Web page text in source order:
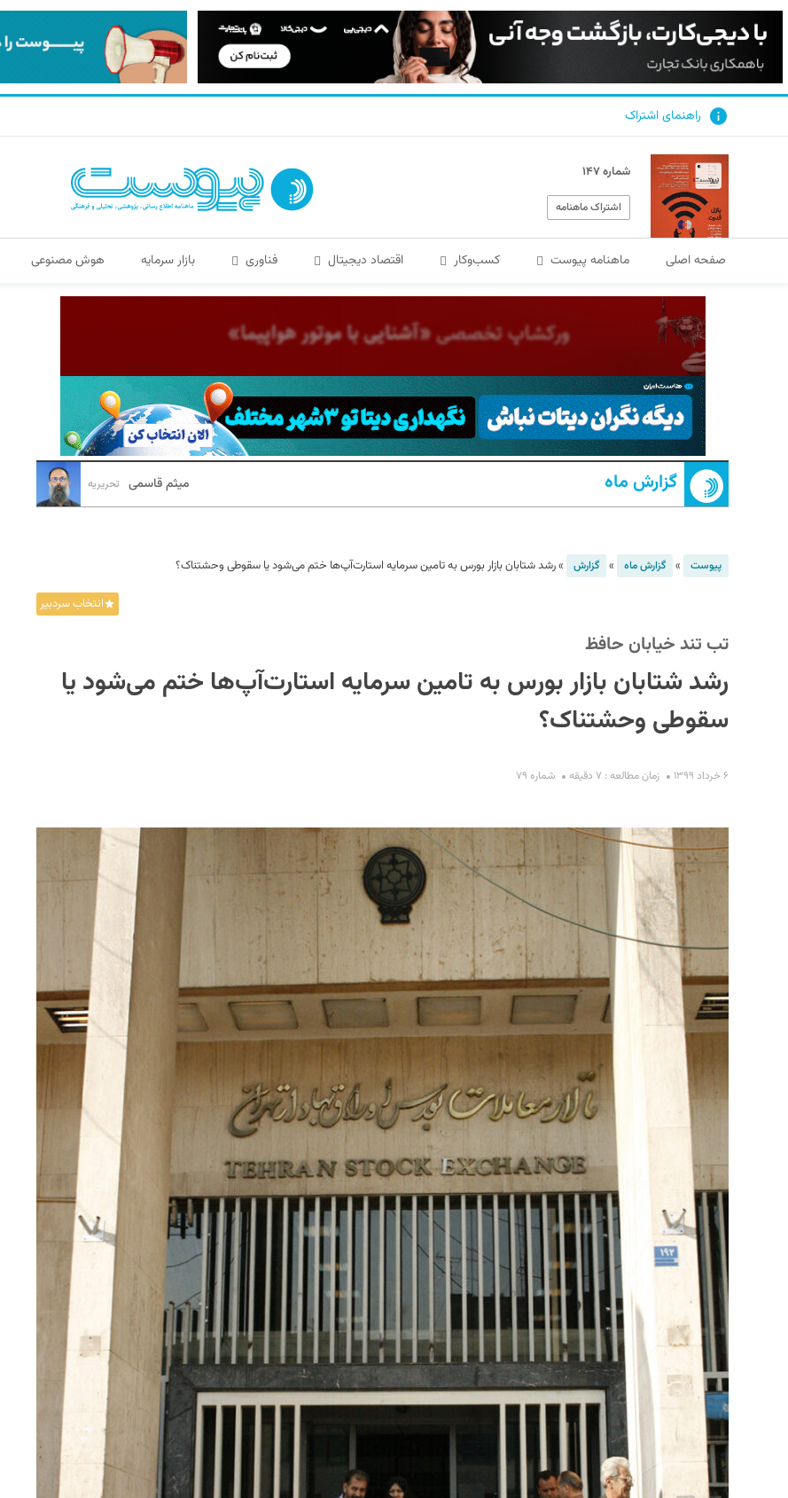
راهنمای اشتراک
شماره ۱۴۷
اشتراک ماهنامه
صفحه اصلی ماهنامه پیوست کسب‌و‌کار اقتصاد دیجیتال فناوری بازار سرمایه هوش مصنوعی
گزارش ماه میثم قاسمی تحریریه
پیوست » گزارش ماه » گزارش »رشد شتابان بازار بورس به تامین سرمایه استارت‌آپ‌ها ختم می‌شود یا سقوطی وحشتناک؟
انتخاب سردبیر
تب تند خیابان حافظ
رشد شتابان بازار بورس به تامین سرمایه استارت‌آپ‌ها ختم می‌شود یا
سقوطی وحشتناک؟
۶ خرداد ۱۳۹۹ زمان مطالعه : ۷ دقیقه شماره ۷۹